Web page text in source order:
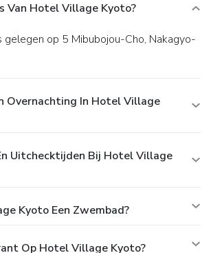
Van Hotel Village Kyoto?
Overnachting In Hotel Village
Uitchecktijden Bij Hotel Village
Kyoto Een Zwembad?
Op Hotel Village Kyoto?